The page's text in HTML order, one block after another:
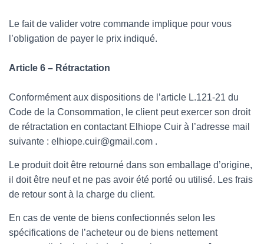
Le fait de valider votre commande implique pour vous
l’obligation de payer le prix indiqué.
Article 6 – Rétractation
Conformément aux dispositions de l’article L.121-21 du
Code de la Consommation, le client peut exercer son droit
de rétractation en contactant Elhiope Cuir à l’adresse mail
suivante : elhiope.cuir@gmail.com .
Le produit doit être retourné dans son emballage d’origine,
il doit être neuf et ne pas avoir été porté ou utilisé. Les frais
de retour sont à la charge du client.
En cas de vente de biens confectionnés selon les
spécifications de l’acheteur ou de biens nettement